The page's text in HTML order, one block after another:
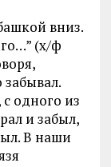
вниз.
(х/ф
одного из
и забыл,
В наши